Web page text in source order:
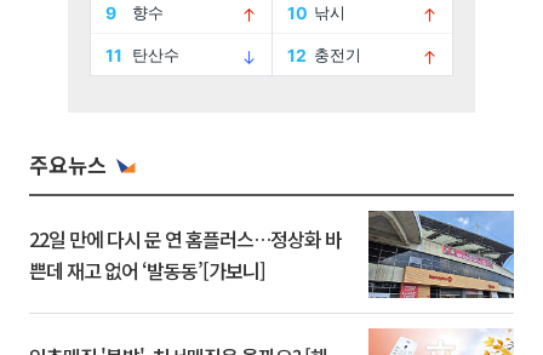
주요뉴스
22일 만에 다시 문 연 홈플러스…정상화 바
쁜데 재고 없어 ‘발동동’[가보니]